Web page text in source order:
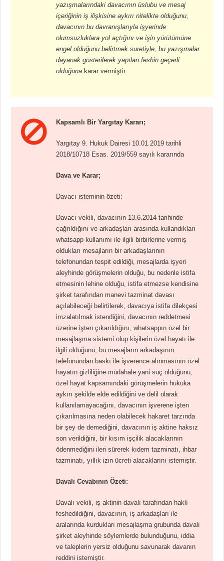
yazışmalarındaki davacının üslubu ve mesaj
içeriğinin iş ilişkisine aykırı nitelikte olduğunu,
davacının bu davranışlarıyla işyerinde
olumsuzluklara yol açtığını ve işin yürütümüne
engel olduğunu belirtmek suretiyle, bu yazışmalar
dayanak gösterilerek yapılan feshin geçerli
olduğuna karar vermiştir.
Kapsamlı Bir Yargıtay Kararı;
Yargıtay 9. Hukuk Dairesi 10.01.2019 tarihli
2018/10718 Esas. 2019/559 sayılı kararında
Dava ve Karar;
Davacı isteminin özeti:
Davacı vekili, davacının 13.6.2014 tarihinde
çağrıldığını ve arkadaşları arasında kullandıkları
whatsapp kullanımı ile ilgili birbirlerine vermiş
oldukları mesajların bir arkadaşlarının
telefonundan tespit edildiği, mesajlarda işyeri
aleyhinde görüşmelerin olduğu, bu nedenle istifa
etmesinin lehine olduğu, istifa etmezse kendisine
şirket tarafından manevi tazminat davası
açılabileceği belirtilerek, davacıya istifa dilekçesi
imzalatılmak istendiğini, davacının reddetmesi
üzerine işten çıkarıldığını, whatsappın özel bir
mesajlaşma sistemi olup kişilerin özel hayatı ile
ilgili olduğunu, bu mesajların arkadaşının
telefonundan baskı ile işverence alınmasının özel
hayatın gizliliğine müdahale yani suç olduğunu,
özel hayat kapsamındaki görüşmelerin hukuka
aykırı şekilde elde edildiğini ve delil olarak
kullanılamayacağını, davacının işverene işten
çıkarılmasına neden olabilecek hakaret tarzında
bir şey de demediğini, davacının iş aktine haksız
son verildiğini, bir kısım işçilik alacaklarının
ödenmediğini ileri sürerek kıdem tazminatı, ihbar
tazminatı, yıllık izin ücreti alacaklarını istemiştir.
Davalı Cevabının Özeti:
Davalı vekili, iş aktinin davalı tarafından haklı
feshedildiğini, davacının, iş arkadaşları ile
aralarında kurdukları mesajlaşma grubunda davalı
şirket aleyhinde söylemlerde bulunduğunu, iddia
ve taleplerin yersiz olduğunu savunarak davanın
reddini istemiştir.